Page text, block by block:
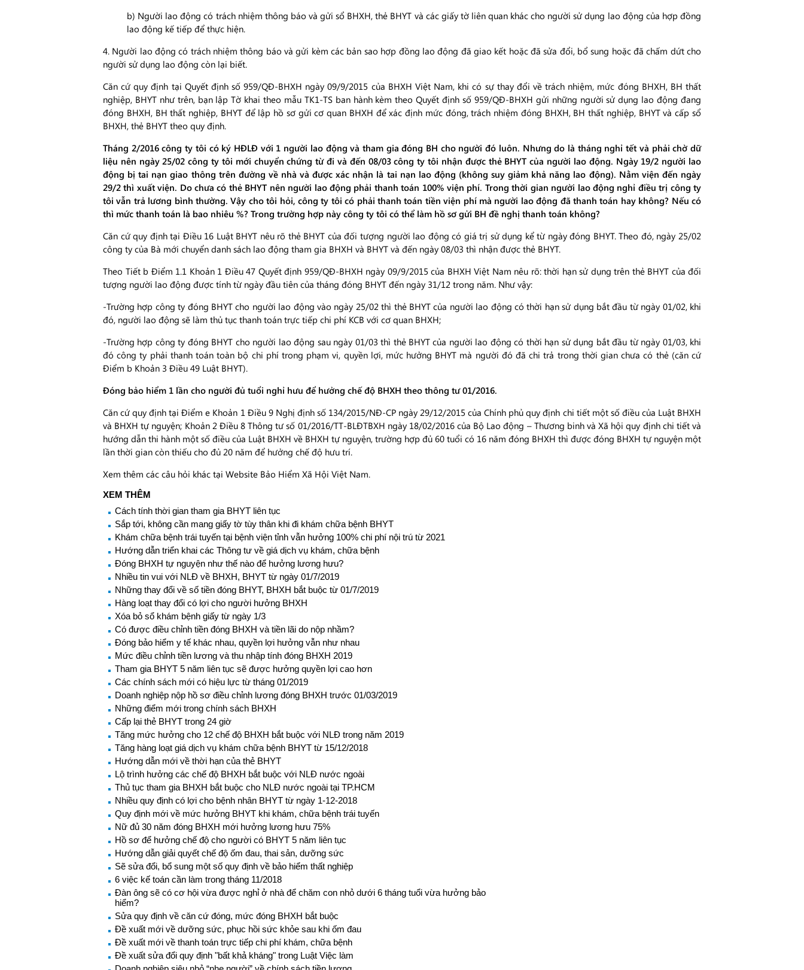
b) Người lao động có trách nhiệm thông báo và gửi sổ BHXH, thẻ BHYT và các giấy tờ liên quan khác cho người sử dụng lao động của hợp đồng
lao động kế tiếp để thực hiện.
4. Người lao động có trách nhiệm thông báo và gửi kèm các bản sao hợp đồng lao động đã giao kết hoặc đã sửa đổi, bổ sung hoặc đã chấm dứt cho
người sử dụng lao động còn lại biết.
Căn cứ quy định tại Quyết định số 959/QĐ-BHXH ngày 09/9/2015 của BHXH Việt Nam, khi có sự thay đổi về trách nhiệm, mức đóng BHXH, BH thất
nghiệp, BHYT như trên, bạn lập Tờ khai theo mẫu TK1-TS ban hành kèm theo Quyết định số 959/QĐ-BHXH gửi những người sử dụng lao động đang
đóng BHXH, BH thất nghiệp, BHYT để lập hồ sơ gửi cơ quan BHXH để xác định mức đóng, trách nhiệm đóng BHXH, BH thất nghiệp, BHYT và cấp sổ
BHXH, thẻ BHYT theo quy định.
Tháng 2/2016 công ty tôi có ký HĐLĐ với 1 người lao động và tham gia đóng BH cho người đó luôn. Nhưng do là tháng nghỉ tết và phải chờ dữ
liệu nên ngày 25/02 công ty tôi mới chuyển chứng từ đi và đến 08/03 công ty tôi nhận được thẻ BHYT của người lao động. Ngày 19/2 người lao
động bị tai nạn giao thông trên đường về nhà và được xác nhận là tai nạn lao động (không suy giảm khả năng lao động). Nằm viện đến ngày
29/2 thì xuất viện. Do chưa có thẻ BHYT nên người lao động phải thanh toán 100% viện phí. Trong thời gian người lao động nghỉ điều trị công ty
tôi vẫn trả lương bình thường. Vậy cho tôi hỏi, công ty tôi có phải thanh toán tiền viện phí mà người lao động đã thanh toán hay không? Nếu có
thì mức thanh toán là bao nhiêu %? Trong trường hợp này công ty tôi có thể làm hồ sơ gửi BH đề nghị thanh toán không?
Căn cứ quy định tại Điều 16 Luật BHYT nêu rõ thẻ BHYT của đối tượng người lao động có giá trị sử dụng kể từ ngày đóng BHYT. Theo đó, ngày 25/02
công ty của Bà mới chuyển danh sách lao động tham gia BHXH và BHYT và đến ngày 08/03 thì nhận được thẻ BHYT.
Theo Tiết b Điểm 1.1 Khoản 1 Điều 47 Quyết định 959/QĐ-BHXH ngày 09/9/2015 của BHXH Việt Nam nêu rõ: thời hạn sử dụng trên thẻ BHYT của đối
tượng người lao động được tính từ ngày đầu tiên của tháng đóng BHYT đến ngày 31/12 trong năm. Như vậy:
-Trường hợp công ty đóng BHYT cho người lao động vào ngày 25/02 thì thẻ BHYT của người lao động có thời hạn sử dụng bắt đầu từ ngày 01/02, khi
đó, người lao động sẽ làm thủ tục thanh toán trực tiếp chi phí KCB với cơ quan BHXH;
-Trường hợp công ty đóng BHYT cho người lao động sau ngày 01/03 thì thẻ BHYT của người lao động có thời hạn sử dụng bắt đầu từ ngày 01/03, khi
đó công ty phải thanh toán toàn bộ chi phí trong phạm vi, quyền lợi, mức hưởng BHYT mà người đó đã chi trả trong thời gian chưa có thẻ (căn cứ
Điểm b Khoản 3 Điều 49 Luật BHYT).
Đóng bảo hiểm 1 lần cho người đủ tuổi nghỉ hưu để hưởng chế độ BHXH theo thông tư 01/2016.
Căn cứ quy định tại Điểm e Khoản 1 Điều 9 Nghị định số 134/2015/NĐ-CP ngày 29/12/2015 của Chính phủ quy định chi tiết một số điều của Luật BHXH
và BHXH tự nguyện; Khoản 2 Điều 8 Thông tư số 01/2016/TT-BLĐTBXH ngày 18/02/2016 của Bộ Lao động – Thương binh và Xã hội quy định chi tiết và
hướng dẫn thi hành một số điều của Luật BHXH về BHXH tự nguyện, trường hợp đủ 60 tuổi có 16 năm đóng BHXH thì được đóng BHXH tự nguyện một
lần thời gian còn thiếu cho đủ 20 năm để hưởng chế độ hưu trí.
Xem thêm các câu hỏi khác tại Website Bảo Hiểm Xã Hội Việt Nam.
XEM THÊM
Cách tính thời gian tham gia BHYT liên tục
Sắp tới, không cần mang giấy tờ tùy thân khi đi khám chữa bệnh BHYT
Khám chữa bệnh trái tuyến tại bệnh viện tỉnh vẫn hưởng 100% chi phí nội trú từ 2021
Hướng dẫn triển khai các Thông tư về giá dịch vụ khám, chữa bệnh
Đóng BHXH tự nguyện như thế nào để hưởng lương hưu?
Nhiều tin vui với NLĐ về BHXH, BHYT từ ngày 01/7/2019
Những thay đổi về số tiền đóng BHYT, BHXH bắt buộc từ 01/7/2019
Hàng loạt thay đổi có lợi cho người hưởng BHXH
Xóa bỏ sổ khám bệnh giấy từ ngày 1/3
Có được điều chỉnh tiền đóng BHXH và tiền lãi do nộp nhầm?
Đóng bảo hiểm y tế khác nhau, quyền lợi hưởng vẫn như nhau
Mức điều chỉnh tiền lương và thu nhập tính đóng BHXH 2019
Tham gia BHYT 5 năm liên tục sẽ được hưởng quyền lợi cao hơn
Các chính sách mới có hiệu lực từ tháng 01/2019
Doanh nghiệp nộp hồ sơ điều chỉnh lương đóng BHXH trước 01/03/2019
Những điểm mới trong chính sách BHXH
Cấp lại thẻ BHYT trong 24 giờ
Tăng mức hưởng cho 12 chế độ BHXH bắt buộc với NLĐ trong năm 2019
Tăng hàng loạt giá dịch vụ khám chữa bệnh BHYT từ 15/12/2018
Hướng dẫn mới về thời hạn của thẻ BHYT
Lộ trình hưởng các chế độ BHXH bắt buộc với NLĐ nước ngoài
Thủ tục tham gia BHXH bắt buộc cho NLĐ nước ngoài tại TP.HCM
Nhiều quy định có lợi cho bệnh nhân BHYT từ ngày 1-12-2018
Quy định mới về mức hưởng BHYT khi khám, chữa bệnh trái tuyến
Nữ đủ 30 năm đóng BHXH mới hưởng lương hưu 75%
Hồ sơ để hưởng chế độ cho người có BHYT 5 năm liên tục
Hướng dẫn giải quyết chế độ ốm đau, thai sản, dưỡng sức
Sẽ sửa đổi, bổ sung một số quy định về bảo hiểm thất nghiệp
6 việc kế toán cần làm trong tháng 11/2018
Đàn ông sẽ có cơ hội vừa được nghỉ ở nhà để chăm con nhỏ dưới 6 tháng tuổi vừa hưởng bảo
hiểm?
Sửa quy định về căn cứ đóng, mức đóng BHXH bắt buộc
Đề xuất mới về dưỡng sức, phục hồi sức khỏe sau khi ốm đau
Đề xuất mới về thanh toán trực tiếp chi phí khám, chữa bệnh
Đề xuất sửa đổi quy định "bất khả kháng" trong Luật Việc làm